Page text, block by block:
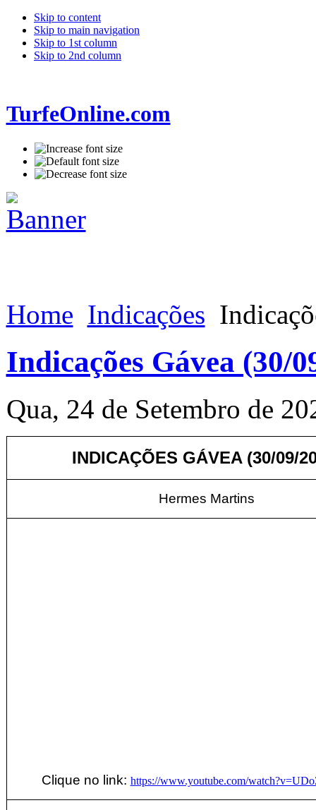
Skip to content
Skip to main navigation
Skip to 1st column
Skip to 2nd column
TurfeOnline.com
Home Indicações
Indicações Gávea (30/
Qua, 24 de Setembro de
INDICAÇÕES GÁVEA (30/09/
Hermes Martins
Clique no link: https://www.youtube.com/